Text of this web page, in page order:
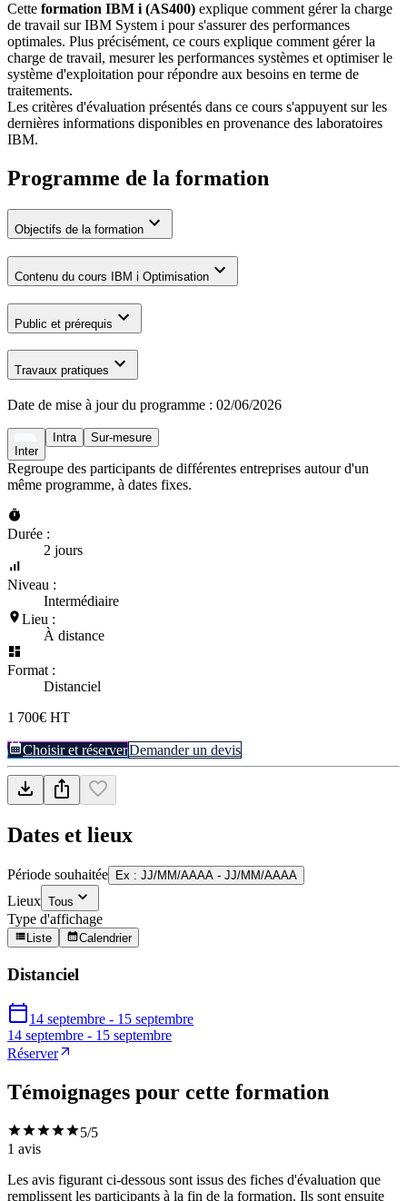
Cette formation IBM i (AS400) explique comment gérer la charge
de travail sur IBM System i pour s'assurer des performances
optimales. Plus précisément, ce cours explique comment gérer la
charge de travail, mesurer les performances systèmes et optimiser le
système d'exploitation pour répondre aux besoins en terme de
traitements.
Les critères d'évaluation présentés dans ce cours s'appuyent sur les
dernières informations disponibles en provenance des laboratoires
IBM.
Programme de la formation
Objectifs de la formation
Contenu du cours IBM i Optimisation
Public et prérequis
Travaux pratiques
Date de mise à jour du programme : 02/06/2026
Inter
Intra Sur-mesure
Regroupe des participants de différentes entreprises autour d'un
même programme, à dates fixes.
Durée :
2 jours
Niveau :
Intermédiaire
Lieu :
À distance
Format :
Distanciel
1 700€ HT
Choisir et réserverDemander un devis
Dates et lieux
Période souhaitée Ex : JJ/MM/AAAA - JJ/MM/AAAA
Lieux Tous
Type d'affichage
Liste Calendrier
Distanciel
14 septembre - 15 septembre
14 septembre - 15 septembre
Réserver
Témoignages pour cette formation
5/5
1 avis
Les avis figurant ci-dessous sont issus des fiches d'évaluation que
remplissent les participants à la fin de la formation. Ils sont ensuite